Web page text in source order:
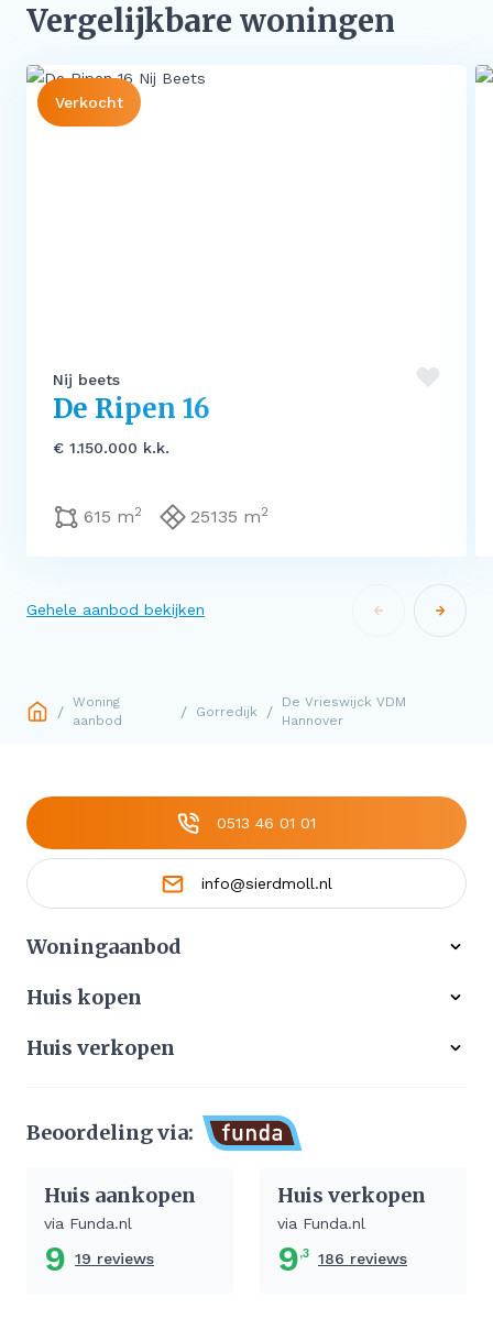
Vergelijkbare woningen
Verkocht
Nij beets
De Ripen 16
€ 1.150.000 k.k.
615 m2 25135 m2
Gehele aanbod bekijken
/
Woning
aanbod
/ Gorredijk /
De Vrieswijck VDM
Hannover
Woningaanbod
Aangekocht
Huis kopen
Huis verkopen
Stille verkoop
0513 46 01 01
info@sierdmoll.nl
Beoordeling via:
Huis aankopen
via Funda.nl
9 19 reviews
Huis verkopen
via Funda.nl
9,3 186 reviews